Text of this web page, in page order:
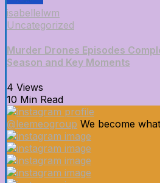
isabellelwm
Uncategorized
Murder Drones Episodes
Season and Key Moments
4 Views
10 Min Read
@leemeogroup We become